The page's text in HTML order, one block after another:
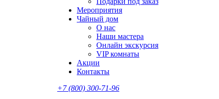
Мероприятия
Чайный дом
О нас
Наши мастера
Онлайн экскурсия
VIP комнаты
Акции
Контакты
+7 (800) 300-71-96